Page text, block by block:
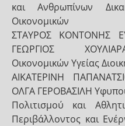
και Ανθρωπίνων
Οικονομικών
ΣΤΑΥΡΟΣ ΚΟΝΤΟΝΗΣ
ΓΕΩΡΓΙΟΣ
Οικονομικών Υγείας
ΑΙΚΑΤΕΡΙΝΗ
ΟΛΓΑ ΓΕΡΟΒΑΣΙΛΗ
Πολιτισμού και
Περιβάλλοντος και